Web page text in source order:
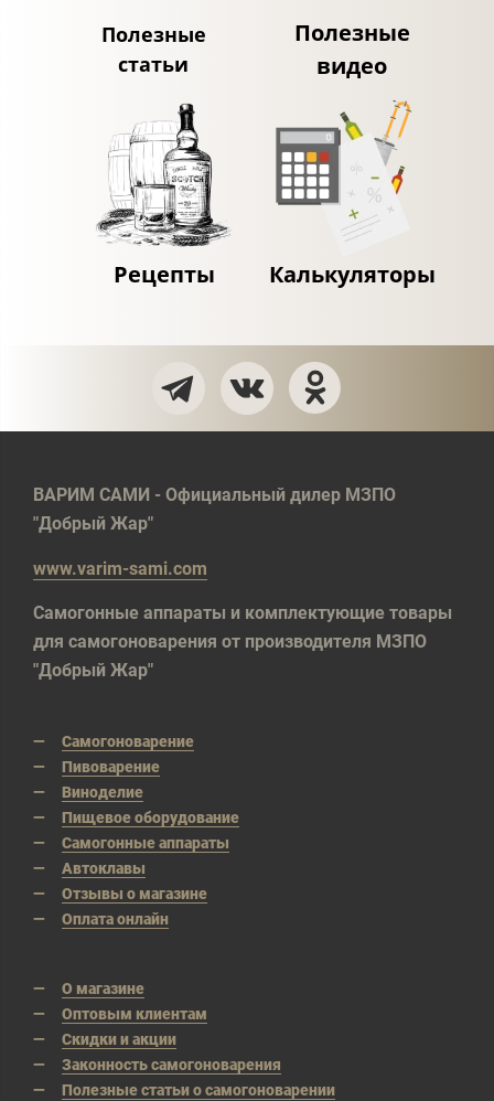
Полезные
статьи
Полезные
видео
Рецепты Калькуляторы
ВАРИМ САМИ - Официальный дилер МЗПО
"Добрый Жар"
www.varim-sami.com
Самогонные аппараты и комплектующие товары
для самогоноварения от производителя МЗПО
"Добрый Жар"
Самогоноварение
Пивоварение
Виноделие
Пищевое оборудование
Самогонные аппараты
Автоклавы
Отзывы о магазине
Оплата онлайн
О магазине
Оптовым клиентам
Скидки и акции
Законность самогоноварения
Полезные статьи о самогоноварении